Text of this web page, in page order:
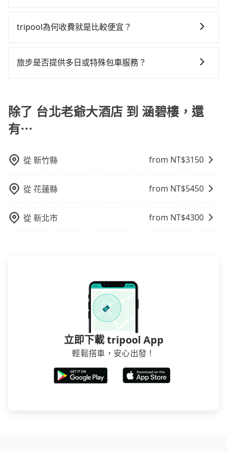
用。
修理，每一次租車都好像在開樂透一樣。另外，偶爾也
車或者要載其他乘客的人來說就有不小的風險。最後，
於有高效的車輛調度能力，能以市價7~8折提供專車到府
趟車的資訊，所以如果需要來回叫車，請分兩筆訂單預
不限單程或來回。
tripool為何收費就是比較便宜？
一次使用tripool的會擔心價格比市價便宜不少，是不是
機也絕對不會在車內吸煙，於新冠肺炎期間也絕對全程
配戴口罩。tripool之所以能將價格壓在市價7~8折的主
因來自於自行研發的AI車輛調度演算法，能有效降低空
在成本的控制，更是在傳統旺季（年假、端午、中秋、
用到不熟悉的司機或者轉單給其他車行的情況比同行更
低，如此便反應在服務品質的控管會更佳。但tripool網
保證前一天中午以前均可全額取消退費，如已經決定好
旅步是否提供多日或特殊包車服務？
除了 台北老爺大酒店 到 涵碧樓，還
有⋯
從新竹縣 from NT$3150
從花蓮縣 from NT$5450
從新北市 from NT$4300
立即下載 tripool App
輕鬆搭車，安心出發！